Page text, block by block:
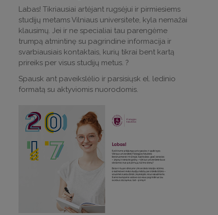
Labas! Tikriausiai artėjant rugsėjui ir pirmiesiems
studijų metams Vilniaus universitete, kyla nemažai
klausimų. Jei ir ne specialiai tau parengėme
trumpą atmintinę su pagrindine informacija ir
svarbiausiais kontaktais, kurių tikrai bent kartą
prireiks per visus studijų metus. ?
Spausk ant paveikslėlio ir parsisiųsk el. ledinio
formatą su aktyviomis nuorodomis.